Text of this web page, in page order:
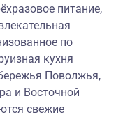
питание,
по
кухня
Поволжья,
и Восточной
свежие